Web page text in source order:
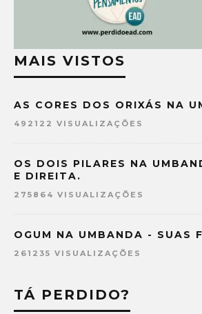
MAIS VISTOS
AS CORES DOS ORIXÁS NA
492122 VISUALIZAÇÕES
OS DOIS PILARES NA
E DIREITA.
275864 VISUALIZAÇÕES
OGUM NA UMBANDA - SUAS
261235 VISUALIZAÇÕES
TÁ PERDIDO?